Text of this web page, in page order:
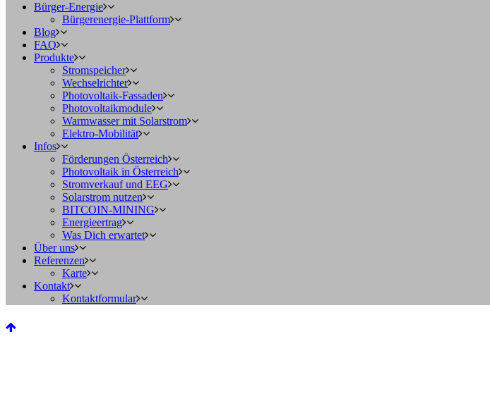
Bürger-Energie
Bürgerenergie-Plattform
Blog
FAQ
Produkte
Stromspeicher
Wechselrichter
Photovoltaik-Fassaden
Photovoltaikmodule
Warmwasser mit Solarstrom
Elektro-Mobilität
Infos
Förderungen Österreich
Photovoltaik in Österreich
Stromverkauf und EEG
Solarstrom nutzen
BITCOIN-MINING
Energieertrag
Was Dich erwartet
Über uns
Referenzen
Karte
Kontakt
Kontaktformular